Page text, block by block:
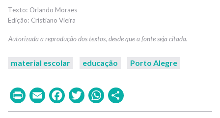
Orlando Moraes
Cristiano Vieira
material escolar educação Porto Alegre
PrintEmailFacebook
TwitterWhatsApp